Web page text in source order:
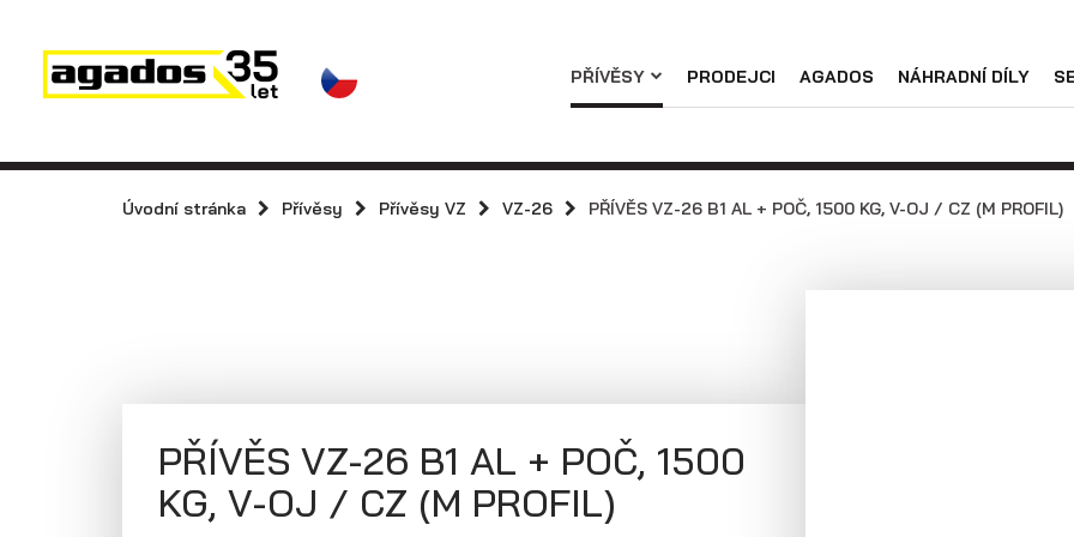
PŘÍVĚSY PRODEJCI AGADOS NÁHRADNÍ DÍLY
Novinky a články
Přívěsy
Videa
Servis
Kariéra
vedle ložné
vedle ložné
pod ložnou
Úvodní stránka Přívěsy Přívěsy VZ VZ-26 PŘÍVĚS VZ-26 B1 AL + POČ, 1500 KG, V-OJ / CZ (M PROFIL)
PŘÍVĚS VZ-26 B1 AL + POČ, 1500
KG, V-OJ / CZ (M PROFIL)